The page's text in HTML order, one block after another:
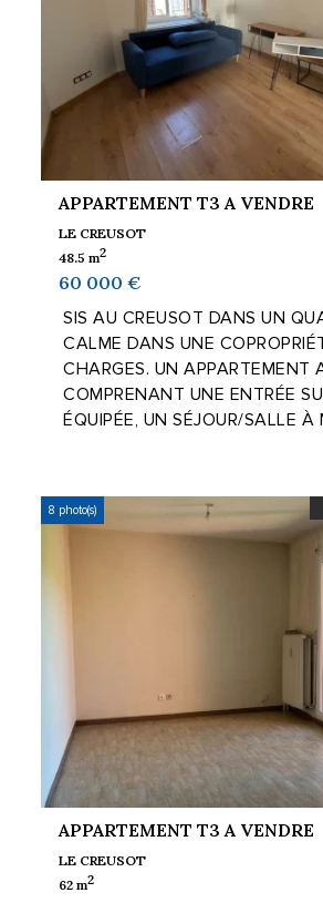
APPARTEMENT T3 A VENDRE
LE CREUSOT
48.5 m2
60 000 €
SIS AU CREUSOT DANS UN
CALME DANS UNE
CHARGES. UN APPARTEMENT
COMPRENANT UNE ENTRÉE
ÉQUIPÉE, UN SÉJOUR/SALLE À
8 photo(s)
APPARTEMENT T3 A VENDRE
LE CREUSOT
62 m2